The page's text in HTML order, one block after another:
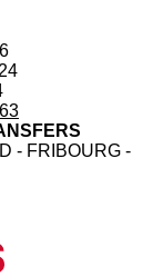
- FRIBOURG -